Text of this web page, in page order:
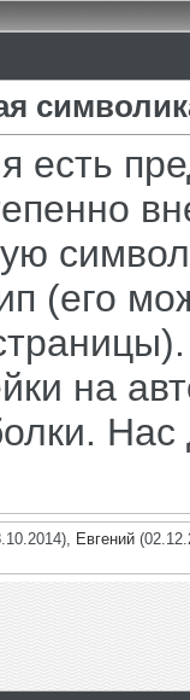
есть
(его
на
Евгений